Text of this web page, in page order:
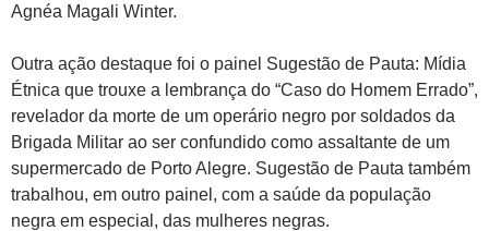
Agnéa Magali Winter.
Outra ação destaque foi o painel Sugestão de Pauta: Mídia
Étnica que trouxe a lembrança do “Caso do Homem Errado”,
revelador da morte de um operário negro por soldados da
Brigada Militar ao ser confundido como assaltante de um
supermercado de Porto Alegre. Sugestão de Pauta também
trabalhou, em outro painel, com a saúde da população
negra em especial, das mulheres negras.